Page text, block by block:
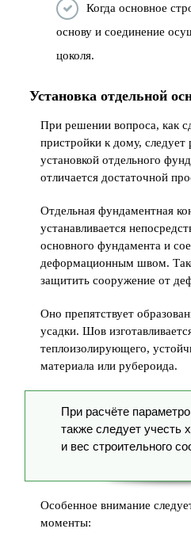
Когда основное
основу и соединение
цоколя.
Установка отдельной
При решении вопроса, как
пристройки к дому, следует
установкой отдельного
отличается достаточной
Отдельная фундаментная
устанавливается
основного фундамента и
деформационным швом.
защитить сооружение от
Оно препятствует
усадки. Шов
теплоизолирующего,
материала или рубероида.
При расчёте
также следует учесть
и вес строительного
Особенное внимание
моменты: